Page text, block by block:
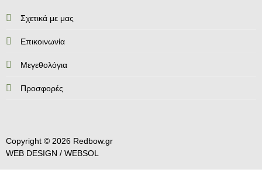
Σχετικά με μας
Επικοινωνία
Mεγεθολόγια
Προσφορές
Copyright © 2026 Redbow.gr
WEB DESIGN / WEBSOL